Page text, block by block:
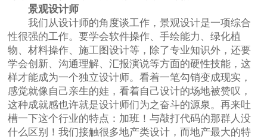
景观设计师
我们从设计师的角度谈工作，景观设计是一项综合
性很强的工作。要学会软件操作、手绘能力、绿化植
物、材料操作、施工图设计等，除了专业知识外，还要
学会创新、沟通理解、汇报演说等方面的硬性技能，这
样才能成为一个独立设计师。看着一笔勾销变成现实，
感觉就像自己亲生的娃，看着自己设计的场地被赞叹，
这种成就感也许就是设计师们为之奋斗的源泉。再来吐
槽一下这个行业的特点：加班！与敲打代码的那群人没
什么区别！我们接触很多地产类设计，而地产最大的特